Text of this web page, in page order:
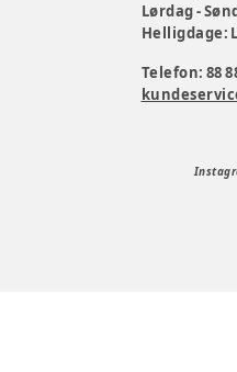
Lørdag -
Helligdage:
Telefon: 88